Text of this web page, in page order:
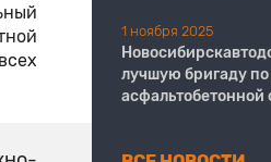
1 ноября 2025
лучшую бригаду по
асфальтобетонной